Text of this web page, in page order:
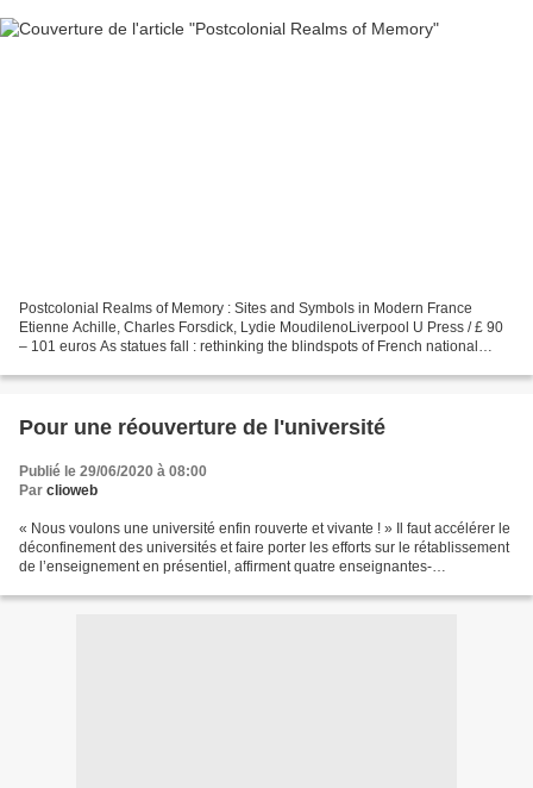
Postcolonial Realms of Memory : Sites and Symbols in Modern France
Etienne Achille, Charles Forsdick, Lydie MoudilenoLiverpool U Press / £ 90
– 101 euros As statues fall : rethinking the blindspots of French national
Pour une réouverture de l'université
Publié le 29/06/2020 à 08:00
Par clioweb
« Nous voulons une université enfin rouverte et vivante ! » Il faut accélérer le
déconfinement des universités et faire porter les efforts sur le rétablissement
de l’enseignement en présentiel, affirment quatre enseignantes-